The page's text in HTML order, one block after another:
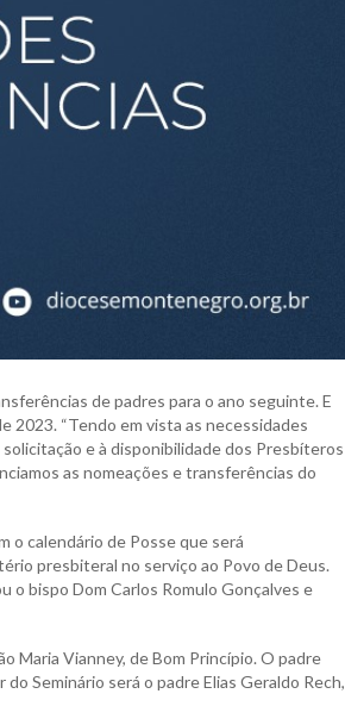
de padres para o ano seguinte. E
2023. “Tendo em vista as necessidades
e à disponibilidade dos Presbíteros
as nomeações e transferências do
o calendário de Posse que será
presbiteral no serviço ao Povo de Deus.
o bispo Dom Carlos Romulo Gonçalves e
Maria Vianney, de Bom Princípio. O padre
Seminário será o padre Elias Geraldo Rech,